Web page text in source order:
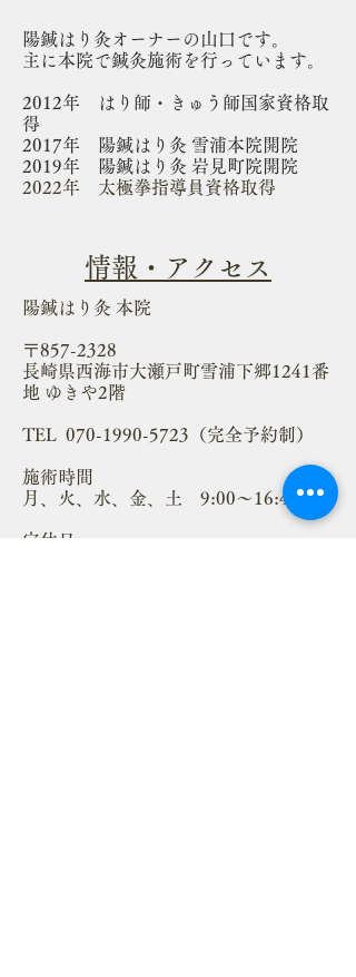
陽鍼はり灸オーナーの山口です。
主に本院で鍼灸施術を行っています。
2012年 はり師・きゅう師国家資格取
得
2017年 陽鍼はり灸 雪浦本院開院
2019年 陽鍼はり灸 岩見町院開院
2022年 太極拳指導員資格取得
情報・アクセス
​陽鍼はり灸 本院
〒857-2328
長崎県西海市大瀬戸町雪浦下郷1241番
地 ゆきや2階
TEL 070-1990-5723（完全予約制）
施術時間
月、火、水、金、土 9:00〜16:40
定休日